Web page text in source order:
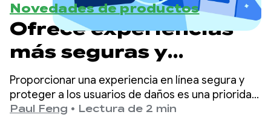
Novedades de productos
Ofrece experiencias
más seguras y
adecuadas para la
edad en Google Play
Proporcionar una experiencia en línea segura y
proteger a los usuarios de daños es una prioridad
principal en Google Play.
Paul Feng • Lectura de 2 min